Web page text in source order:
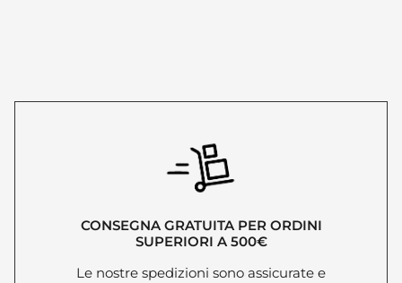
CONSEGNA GRATUITA PER ORDINI
SUPERIORI A 500€
Le nostre spedizioni sono assicurate e